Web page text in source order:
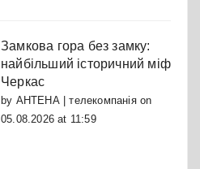
Замкова гора без замку:
найбільший історичний міф
Черкас
by АНТЕНА | телекомпаніяon
05.08.2026 at 11:59